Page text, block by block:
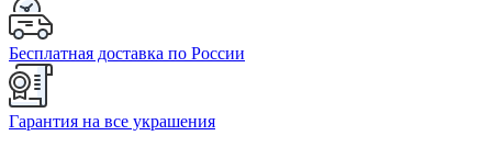
Бесплатная доставка по России
Гарантия на все украшения